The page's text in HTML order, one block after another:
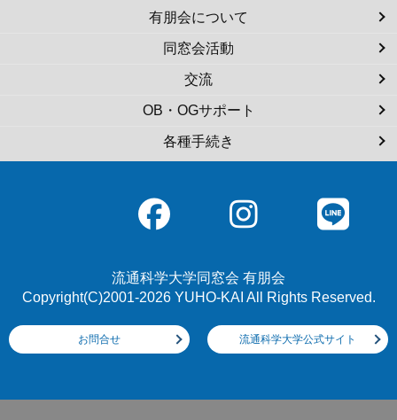
有朋会について
同窓会活動
交流
OB・OGサポート
各種手続き
流通科学大学同窓会 有朋会
Copyright(C)2001-2026 YUHO-KAI All Rights Reserved.
お問合せ 流通科学大学公式サイト